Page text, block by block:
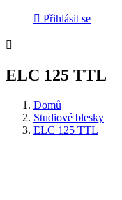
 Přihlásit se

ELC 125 TTL
Domů
Studiové blesky
ELC 125 TTL